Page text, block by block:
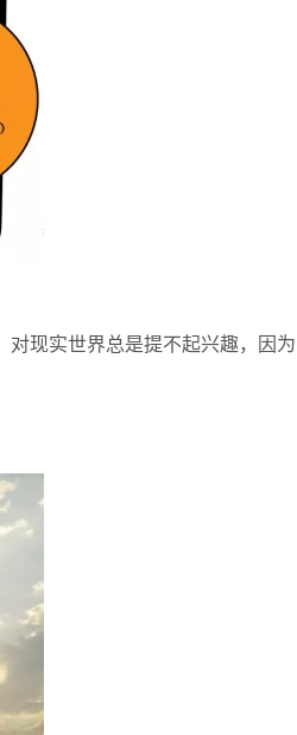
现实世界总是提不起兴趣，因为